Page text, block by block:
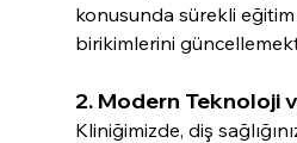
konusunda sürekli
birikimlerini
2. Modern Teknoloji
Kliniğimizde, diş